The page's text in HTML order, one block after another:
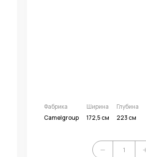
Фабрика
Camelgroup
Ширина
172,5 см
Глубина
223 см